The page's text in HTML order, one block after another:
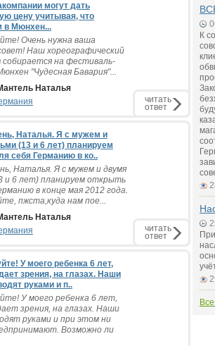
могут дать
цену учитывая, что
в Мюнхен...
Очень нужна ваша
Наш хореографический
собирается на фестиваль-
"Чудесная Бавария"...
Наталья
читать
ответ
Наталья. Я с мужем и
(13 и 6 лет) планируем
себя Германию в ко..
Наталья. Я с мужем и двумя
и 6 лет) планируем открыть
в конце мая 2012 года.
пжста,куда нам пое...
Наталья
читать
ответ
У моего ребенка 6 лет,
зрения, на глазах. Наши
руками и п..
У моего ребенка 6 лет,
зрения, на глазах. Наши
руками и при этом ни
Возможно ли
К